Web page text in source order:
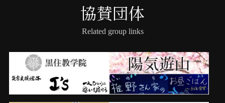
協賛団体
Related group links